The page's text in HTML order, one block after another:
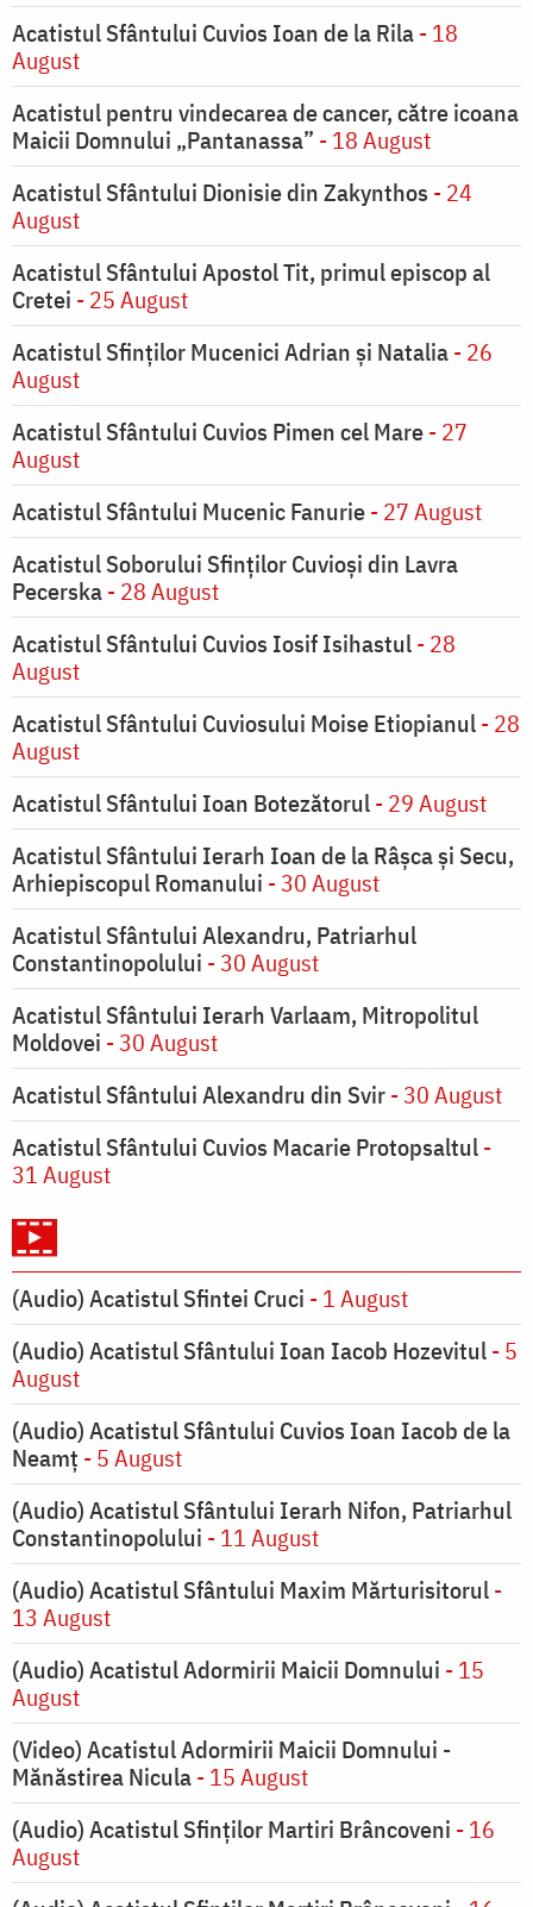
Acatistul Sfântului Cuvios Ioan de la Rila- 18
August
Acatistul pentru vindecarea de cancer, către icoana
Maicii Domnului „Pantanassa” - 18 August
Acatistul Sfântului Dionisie din Zakynthos - 24
August
Acatistul Sfântului Apostol Tit, primul episcop al
Cretei - 25 August
Acatistul Sfinților Mucenici Adrian și Natalia- 26
August
Acatistul Sfântului Cuvios Pimen cel Mare- 27
August
Acatistul Sfântului Mucenic Fanurie- 27 August
Acatistul Soborului Sfinților Cuvioși din Lavra
Pecerska- 28 August
Acatistul Sfântului Cuvios Iosif Isihastul- 28
August
Acatistul Sfântului Cuviosului Moise Etiopianul- 28
August
Acatistul Sfântului Ioan Botezătorul- 29 August
Acatistul Sfântului Ierarh Ioan de la Râşca şi Secu,
Arhiepiscopul Romanului - 30 August
Acatistul Sfântului Alexandru, Patriarhul
Constantinopolului - 30 August
Acatistul Sfântului Ierarh Varlaam, Mitropolitul
Moldovei - 30 August
Acatistul Sfântului Alexandru din Svir- 30 August
Acatistul Sfântului Cuvios Macarie Protopsaltul-
31 August
(Audio) Acatistul Sfintei Cruci - 1 August
(Audio) Acatistul Sfântului Ioan Iacob Hozevitul- 5
August
(Audio) Acatistul Sfântului Cuvios Ioan Iacob de la
Neamț - 5 August
(Audio) Acatistul Sfântului Ierarh Nifon, Patriarhul
Constantinopolului - 11 August
(Audio) Acatistul Sfântului Maxim Mărturisitorul-
13 August
(Audio) Acatistul Adormirii Maicii Domnului - 15
August
(Video) Acatistul Adormirii Maicii Domnului -
Mănăstirea Nicula- 15 August
(Audio) Acatistul Sfinților Martiri Brâncoveni - 16
August